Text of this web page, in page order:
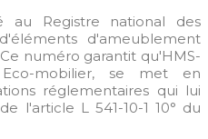
au Registre national des
d'ameublement
numéro garantit qu'HMS-
mobilier, se met en
réglementaires qui lui
l'article L 541-10-1 10° du